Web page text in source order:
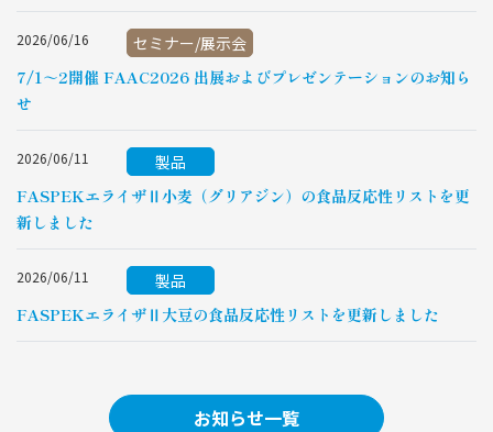
2026/06/16
セミナー/展示会
7/1～2開催 FAAC2026 出展およびプレゼンテーションのお知ら
せ
2026/06/11
製品
FASPEKエライザⅡ小麦（グリアジン）の食品反応性リストを更
新しました
2026/06/11
製品
FASPEKエライザⅡ大豆の食品反応性リストを更新しました
お知らせ一覧